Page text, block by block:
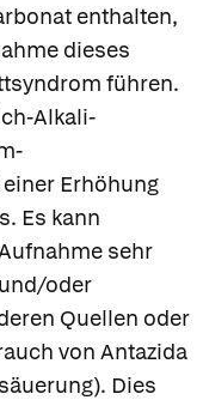
enthalten,
dieses
führen.
Alkali-
Erhöhung
Es kann
sehr
oder
Quellen oder
von Antazida
Dies